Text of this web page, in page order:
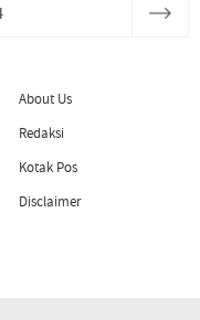
About Us
Redaksi
Kotak Pos
Disclaimer